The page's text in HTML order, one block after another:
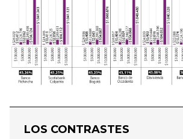
LOS CONTRASTES